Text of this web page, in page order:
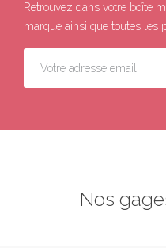
Retrouvez dans votre boîte
marque ainsi que toutes les
Nos